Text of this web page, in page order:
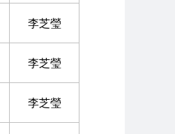
李芝瑩
李芝瑩
李芝瑩